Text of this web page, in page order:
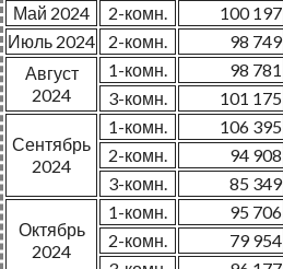
Май 2024
2-комн. 100 197
Июль 2024
2-комн. 98 749
Август
2024
1-комн. 98 781
3-комн.
101 175
Сентябрь
2024
1-комн. 106 395
2-комн.
94 908
3-комн.
85 349
Октябрь
2024
1-комн. 95 706
2-комн.
79 954